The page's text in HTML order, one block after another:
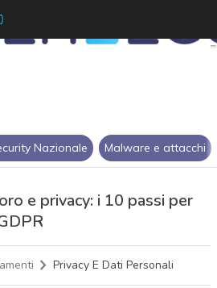
Nazionale Malware e attacchi
e privacy: i 10 passi per
Privacy E Dati Personali